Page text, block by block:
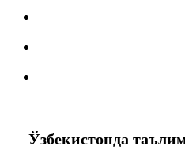
Ўзбекистонда